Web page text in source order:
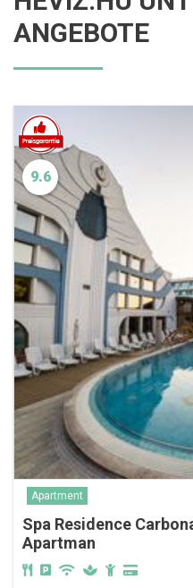
ANGEBOTE
9.6
Apartment
Spa Residence
Apartman